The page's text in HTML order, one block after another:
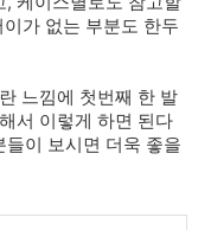
가 없는 부분도 한두
느낌에 첫번째 한 발
서 이렇게 하면 된다
이 보시면 더욱 좋을